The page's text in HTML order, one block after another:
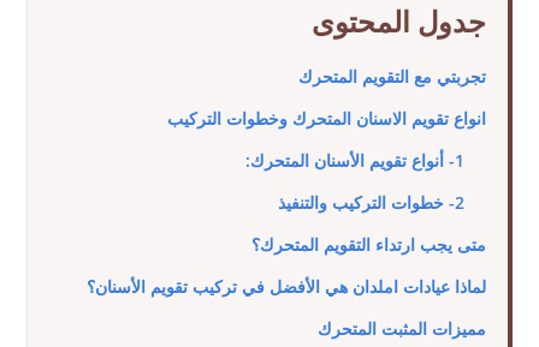
جدول المحتوى
تجربتي مع التقويم المتحرك
انواع تقويم الاسنان المتحرك وخطوات التركيب
1- أنواع تقويم الأسنان المتحرك:
2- خطوات التركيب والتنفيذ
متى يجب ارتداء التقويم المتحرك؟
لماذا عيادات املدان هي الأفضل في تركيب تقويم الأسنان؟
مميزات المثبت المتحرك